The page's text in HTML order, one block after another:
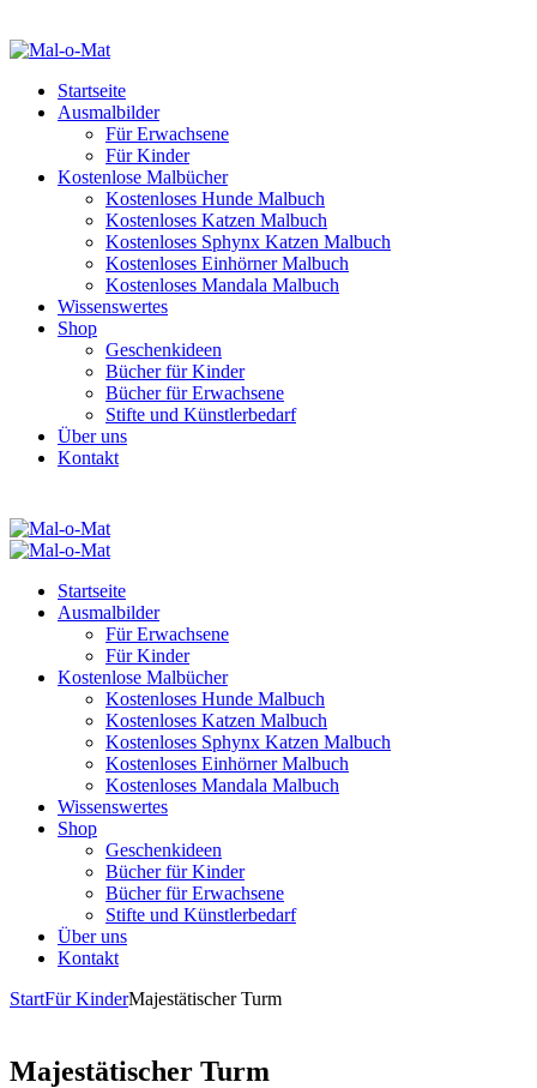
Startseite
Ausmalbilder
Für Erwachsene
Für Kinder
Kostenlose Malbücher
Kostenloses Hunde Malbuch
Kostenloses Katzen Malbuch
Kostenloses Sphynx Katzen Malbuch
Kostenloses Einhörner Malbuch
Kostenloses Mandala Malbuch
Wissenswertes
Shop
Geschenkideen
Bücher für Kinder
Bücher für Erwachsene
Stifte und Künstlerbedarf
Über uns
Kontakt
Startseite
Ausmalbilder
Für Erwachsene
Für Kinder
Kostenlose Malbücher
Kostenloses Hunde Malbuch
Kostenloses Katzen Malbuch
Kostenloses Sphynx Katzen Malbuch
Kostenloses Einhörner Malbuch
Kostenloses Mandala Malbuch
Wissenswertes
Shop
Geschenkideen
Bücher für Kinder
Bücher für Erwachsene
Stifte und Künstlerbedarf
Über uns
Kontakt
StartFür KinderMajestätischer Turm
Majestätischer Turm